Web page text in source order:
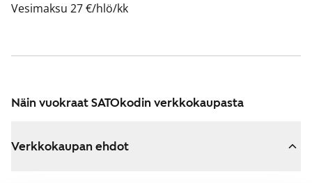
Vesimaksu 27 €/hlö/kk
Näin vuokraat SATOkodin verkkokaupasta
Verkkokaupan ehdot